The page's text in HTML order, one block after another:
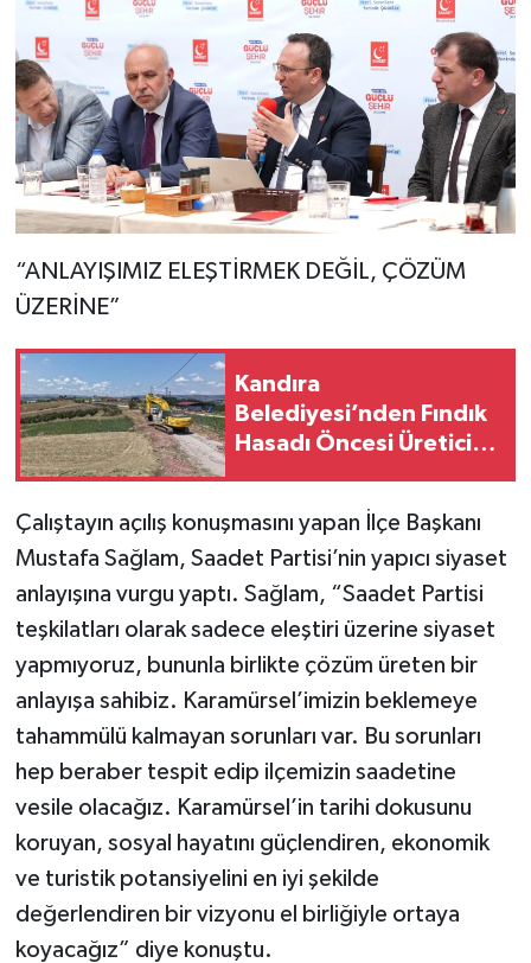
“ANLAYIŞIMIZ ELEŞTİRMEK DEĞİL, ÇÖZÜM
ÜZERİNE”
Kandıra
Belediyesi’nden Fındık
Hasadı Öncesi Üreticiye
Çalıştayın açılış konuşmasını yapan İlçe Başkanı
Mustafa Sağlam, Saadet Partisi’nin yapıcı siyaset
anlayışına vurgu yaptı. Sağlam, “Saadet Partisi
teşkilatları olarak sadece eleştiri üzerine siyaset
yapmıyoruz, bununla birlikte çözüm üreten bir
anlayışa sahibiz. Karamürsel’imizin beklemeye
tahammülü kalmayan sorunları var. Bu sorunları
hep beraber tespit edip ilçemizin saadetine
vesile olacağız. Karamürsel’in tarihi dokusunu
koruyan, sosyal hayatını güçlendiren, ekonomik
ve turistik potansiyelini en iyi şekilde
değerlendiren bir vizyonu el birliğiyle ortaya
koyacağız” diye konuştu.